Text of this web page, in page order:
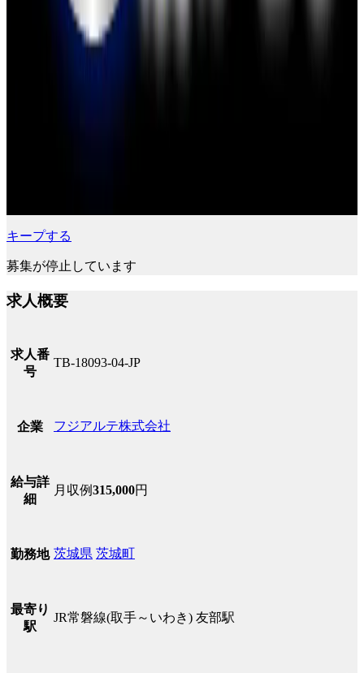
キープする
募集が停止しています
求人概要
求人番
号
TB-18093-04-JP
企業 フジアルテ株式会社
給与詳
細
月収例315,000円
勤務地 茨城県 茨城町
最寄り
駅
JR常磐線(取手～いわき) 友部駅